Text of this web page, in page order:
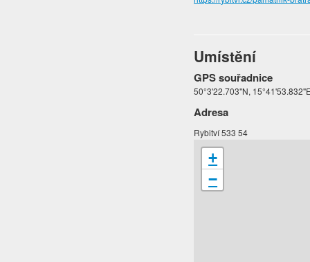
Umístění
GPS souřadnice
50°3'22.703"N,
Adresa
Rybitví 533 54
+
−